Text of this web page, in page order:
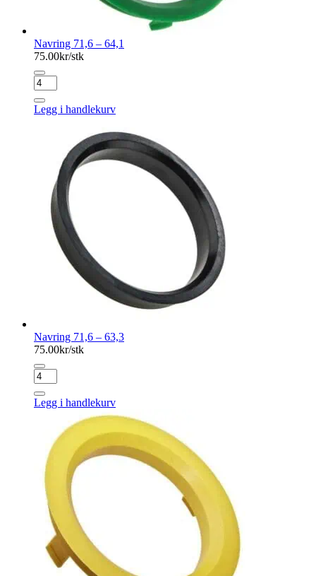
Navring 71,6 – 64,1
75.00kr/stk
Navring
71,6
-
64,1
Legg i handlekurv
Navring 71,6 – 63,3
75.00kr/stk
Navring
71,6
-
63,3
Legg i handlekurv